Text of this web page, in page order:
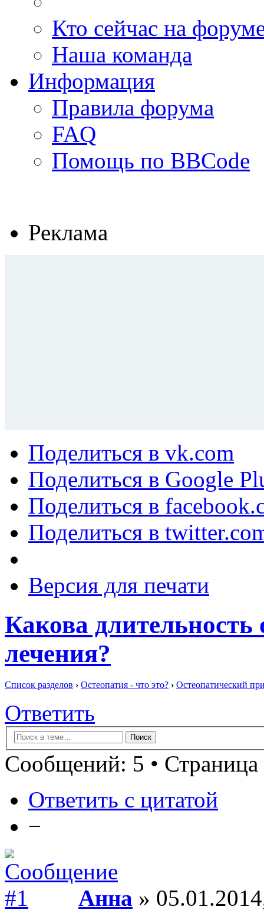
Кто сейчас на
Наша команда
Информация
Правила форума
FAQ
Помощь по BBCode
Реклама
Поделиться в vk.com
Поделиться в Google
Поделиться в
Поделиться в
Версия для печати
Какова длительность
лечения?
Список разделов › Остеопатия - что это? › Остеопатический
Ответить
Сообщений: 5 • Страница
Ответить с цитатой
−
Анна »